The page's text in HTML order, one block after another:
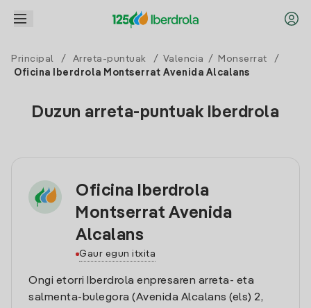
Principal / Arreta-puntuak / Valencia / Monserrat
/
Oficina Iberdrola Montserrat Avenida Alcalans
Duzun arreta-puntuak Iberdrola
Oficina Iberdrola
Montserrat Avenida
Alcalans
Gaur egun itxita
Ongi etorri Iberdrola enpresaren arreta- eta
salmenta-bulegora (Avenida Alcalans (els) 2,